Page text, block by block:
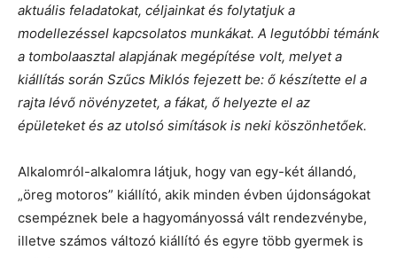
aktuális feladatokat, céljainkat és folytatjuk a
modellezéssel kapcsolatos munkákat. A legutóbbi témánk
a tombolaasztal alapjának megépítése volt, melyet a
kiállítás során Szűcs Miklós fejezett be: ő készítette el a
rajta lévő növényzetet, a fákat, ő helyezte el az
épületeket és az utolsó simítások is neki köszönhetőek.
Alkalomról-alkalomra látjuk, hogy van egy-két állandó,
„öreg motoros” kiállító, akik minden évben újdonságokat
csempéznek bele a hagyományossá vált rendezvénybe,
illetve számos változó kiállító és egyre több gyermek is